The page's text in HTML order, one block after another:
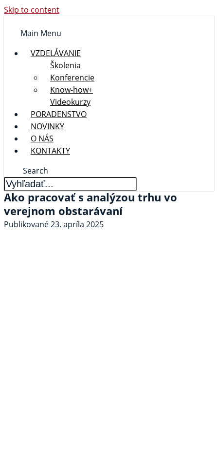
Skip to content
Main Menu
VZDELÁVANIE
Školenia
Konferencie
Know-how+
Videokurzy
PORADENSTVO
NOVINKY
O NÁS
KONTAKTY
Search
Ako pracovať s analýzou trhu vo
verejnom obstarávaní
Publikované23. apríla 2025